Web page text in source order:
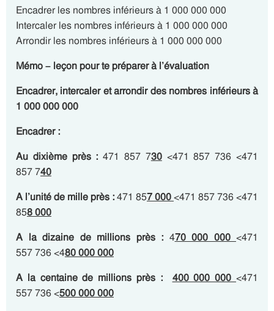
Encadrer les nombres inférieurs à 1 000 000 000
Intercaler les nombres inférieurs à 1 000 000 000
Arrondir les nombres inférieurs à 1 000 000 000
Mémo – leçon pour te préparer à l’évaluation
Encadrer, intercaler et arrondir des nombres inférieurs à
1 000 000 000
Encadrer :
Au dixième près :471 857 730 <471 857 736 <471
857 740
A l’unité de mille près :471 857 000<471 857 736 <471
858 000
A la dizaine de millions près : 470 000 000 <471
557 736 <480 000 000
A la centaine de millions près : 400 000 000<471
557 736 <500 000 000